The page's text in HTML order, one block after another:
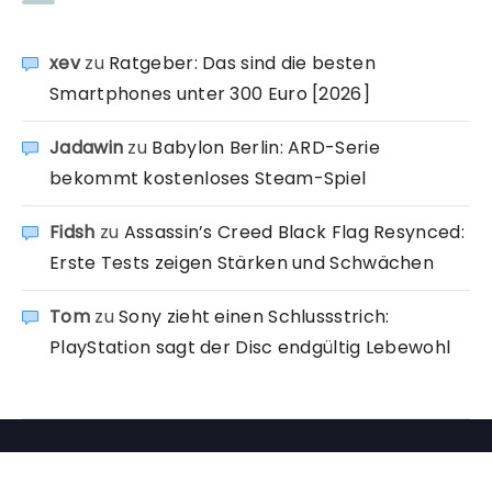
xevzu Ratgeber: Das sind die besten
Smartphones unter 300 Euro [2026]
Jadawin zu Babylon Berlin: ARD-Serie
bekommt kostenloses Steam-Spiel
Fidsh zu Assassin’s Creed Black Flag Resynced:
Erste Tests zeigen Stärken und Schwächen
TomzuSony zieht einen Schlussstrich:
PlayStation sagt der Disc endgültig Lebewohl